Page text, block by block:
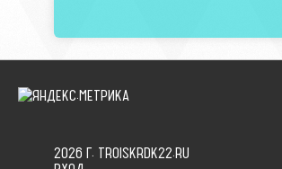
2026 Г. TROISKRDK22.RU